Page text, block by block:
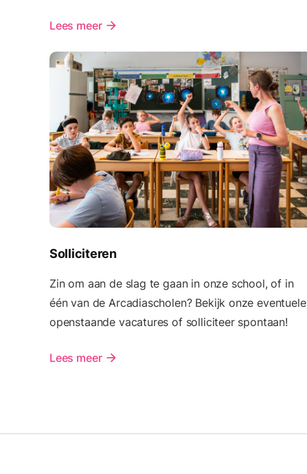
Lees meer arrow_forward
Solliciteren
Zin om aan de slag te gaan in onze school, of in
één van de Arcadiascholen? Bekijk onze eventuele
openstaande vacatures of solliciteer spontaan!
Lees meer arrow_forward